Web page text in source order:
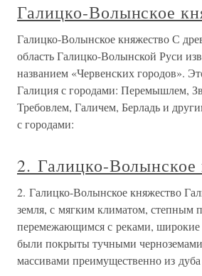
Галицко-Волынское
Галицко-Волынское княжество С
область Галицко-Волынской Руси
названием «Червенских городов».
Галиция с городами: Перемышлем,
Требовлем, Галичем, Берладь и
с городами:
2. Галицко-Волынское
2. Галицко-Волынское княжество
земля, с мягким климатом, степным
перемежающимся с реками,
были покрыты тучными
массивами преимущественно из